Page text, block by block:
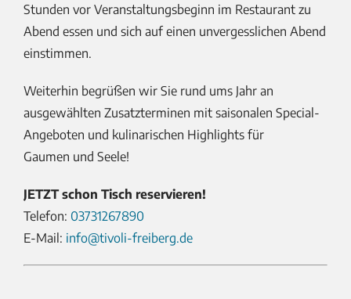
Stunden vor Veranstaltungsbeginn im Restaurant zu
Abend essen und sich auf einen unvergesslichen Abend
einstimmen.
Weiterhin begrüßen wir Sie rund ums Jahr an
ausgewählten Zusatzterminen mit saisonalen Special-
Angeboten und kulinarischen Highlights für
Gaumen und Seele!
JETZT schon Tisch reservieren!
Telefon: 03731267890
E-Mail: info@tivoli-freiberg.de